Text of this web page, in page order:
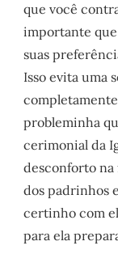
que você
importante que
suas
Isso evita uma
probleminha
cerimonial da
desconforto na
dos padrinhos
certinho com
para ela